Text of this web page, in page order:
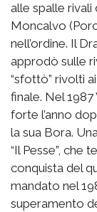
alle spalle rivali
Moncalvo
nell’ordine. Il
approdò sulle
“sfottò” rivolti
finale. Nel
forte l’anno
la sua Bora.
“Il Pesse”, che
conquista del
mandato nel
superamento